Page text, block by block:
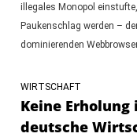
illegales Monopol
Paukenschlag werden –
dominierenden
WIRTSCHAFT
Keine
deutsche